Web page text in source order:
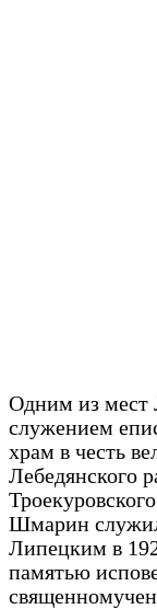
Одним из мест
служением
храм в честь
Лебедянского
Шмарин служил
Липецким в
памятью